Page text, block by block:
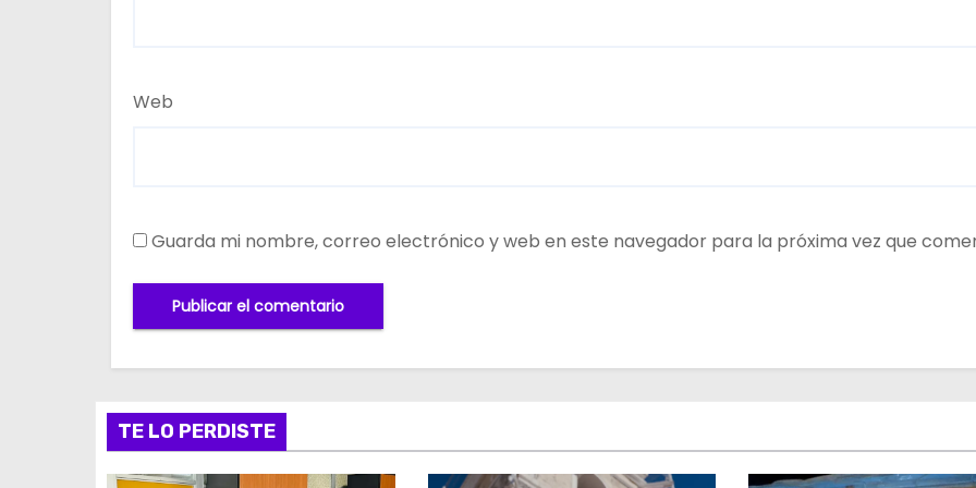
Web
Guarda mi nombre, correo electrónico y web en este navegador para la próxima vez que
TE LO PERDISTE